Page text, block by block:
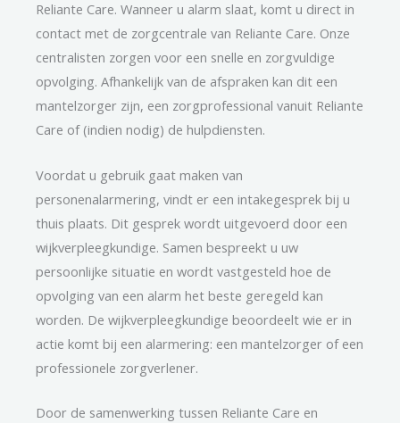
Reliante Care. Wanneer u alarm slaat, komt u direct in
contact met de zorgcentrale van Reliante Care. Onze
centralisten zorgen voor een snelle en zorgvuldige
opvolging. Afhankelijk van de afspraken kan dit een
mantelzorger zijn, een zorgprofessional vanuit Reliante
Care of (indien nodig) de hulpdiensten.
Voordat u gebruik gaat maken van
personenalarmering, vindt er een intakegesprek bij u
thuis plaats. Dit gesprek wordt uitgevoerd door een
wijkverpleegkundige. Samen bespreekt u uw
persoonlijke situatie en wordt vastgesteld hoe de
opvolging van een alarm het beste geregeld kan
worden. De wijkverpleegkundige beoordeelt wie er in
actie komt bij een alarmering: een mantelzorger of een
professionele zorgverlener.
Door de samenwerking tussen Reliante Care en